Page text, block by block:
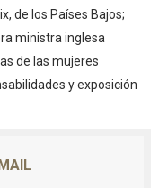
de los Países Bajos;
ministra inglesa
de las mujeres
y exposición